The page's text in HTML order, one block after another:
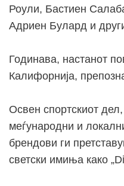
Роули, Бастиен
Адриен Булард и
Годинава, настанот
Калифорнија,
Освен спортскиот
меѓународни и
брендови ги
светски имиња како